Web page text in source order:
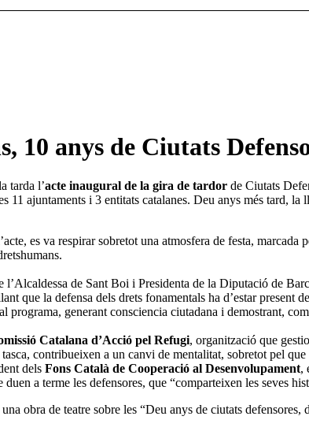
10 anys de Ciutats
tarda l’acte inaugural de la gira de tardor de Ciutats
11 ajuntaments i 3 entitats catalanes. Deu anys més tard,
es va respirar sobretot una atmosfera de festa,
l’Alcaldessa de Sant Boi i Presidenta de la Diputació de
que la defensa dels drets fonamentals ha d’estar
programa, generant consciencia ciutadana i demostrant,
Catalana d’Acció pel Refugi, organització que
contribueixen a un canvi de mentalitat, sobretot pel
dels Fons Català de Cooperació al Desenvolupament,
a terme les defensores, que “comparteixen les seves
obra de teatre sobre les “Deu anys de ciutats defensores,